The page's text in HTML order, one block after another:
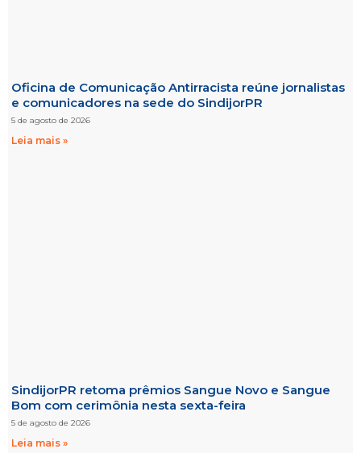
Oficina de Comunicação Antirracista reúne jornalistas
e comunicadores na sede do SindijorPR
5 de agosto de 2026
Leia mais »
SindijorPR retoma prêmios Sangue Novo e Sangue
Bom com cerimônia nesta sexta-feira
5 de agosto de 2026
Leia mais »